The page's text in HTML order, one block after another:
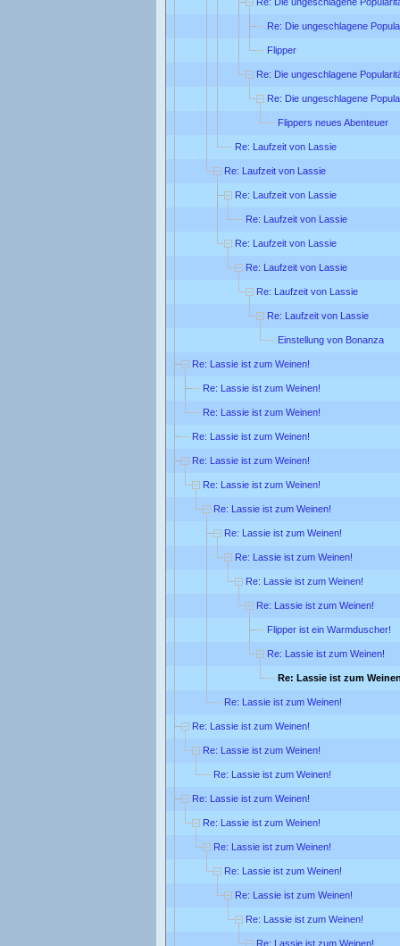
Re: Die ungeschlagene
Flipper
Re: Die ungeschlagene
Re: Die ungeschlagene
Flippers neues Abenteuer
Re: Laufzeit von Lassie
Re: Laufzeit von Lassie
Re: Laufzeit von Lassie
Re: Laufzeit von Lassie
Re: Laufzeit von Lassie
Re: Laufzeit von Lassie
Re: Laufzeit von Lassie
Re: Laufzeit von Lassie
Einstellung von Bonanza
Re: Lassie ist zum Weinen!
Re: Lassie ist zum Weinen!
Re: Lassie ist zum Weinen!
Re: Lassie ist zum Weinen!
Re: Lassie ist zum Weinen!
Re: Lassie ist zum Weinen!
Re: Lassie ist zum Weinen!
Re: Lassie ist zum Weinen!
Re: Lassie ist zum Weinen!
Re: Lassie ist zum Weinen!
Re: Lassie ist zum Weinen!
Flipper ist ein Warmduscher!
Re: Lassie ist zum Weinen!
Re: Lassie ist zum
Re: Lassie ist zum Weinen!
Re: Lassie ist zum Weinen!
Re: Lassie ist zum Weinen!
Re: Lassie ist zum Weinen!
Re: Lassie ist zum Weinen!
Re: Lassie ist zum Weinen!
Re: Lassie ist zum Weinen!
Re: Lassie ist zum Weinen!
Re: Lassie ist zum Weinen!
Re: Lassie ist zum Weinen!
Re: Lassie ist zum Weinen!